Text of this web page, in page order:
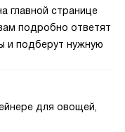
главной странице
подробно ответят
и подберут нужную
для овощей,